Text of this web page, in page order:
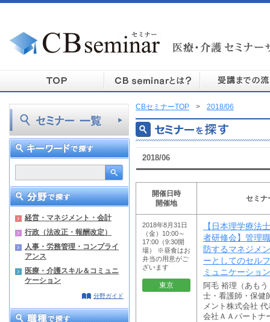
経営・マネジメント・会計
行政（法改正・報酬改定）
人事・労務管理・コンプライ
アンス
医療・介護スキル＆コミュニ
ケーション
分野ガイド
CBセミナーTOP > 2018/06
2018/06
開催日時
開催地
セミナ
2018年8月31日
（金）10:00～
17:00（9:30開
場） ※昼食はお
弁当の用意がご
ざいます
東京
【日本理学療法
者研修会】管理
防するマネジメ
ーとしてのセル
ミュニケーショ
阿毛 裕理（あも
士・看護師・保健
メント株式会社
会社ＡＡパートナ